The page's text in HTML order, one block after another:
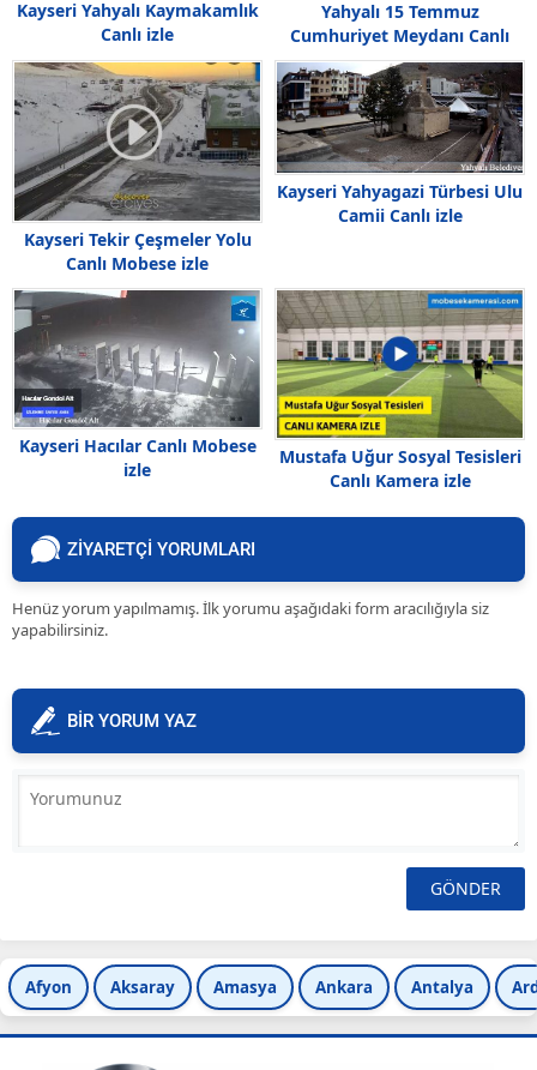
Kayseri Yahyalı Kaymakamlık
Canlı izle
Yahyalı 15 Temmuz
Cumhuriyet Meydanı Canlı
Kayseri Tekir Çeşmeler Yolu
Canlı Mobese izle
Kayseri Yahyagazi Türbesi Ulu
Camii Canlı izle
Kayseri Hacılar Canlı Mobese
izle
Mustafa Uğur Sosyal Tesisleri
Canlı Kamera izle
ZİYARETÇİ YORUMLARI
Henüz yorum yapılmamış. İlk yorumu aşağıdaki form aracılığıyla siz
yapabilirsiniz.
BİR YORUM YAZ
Afyon Aksaray Amasya Ankara Antalya